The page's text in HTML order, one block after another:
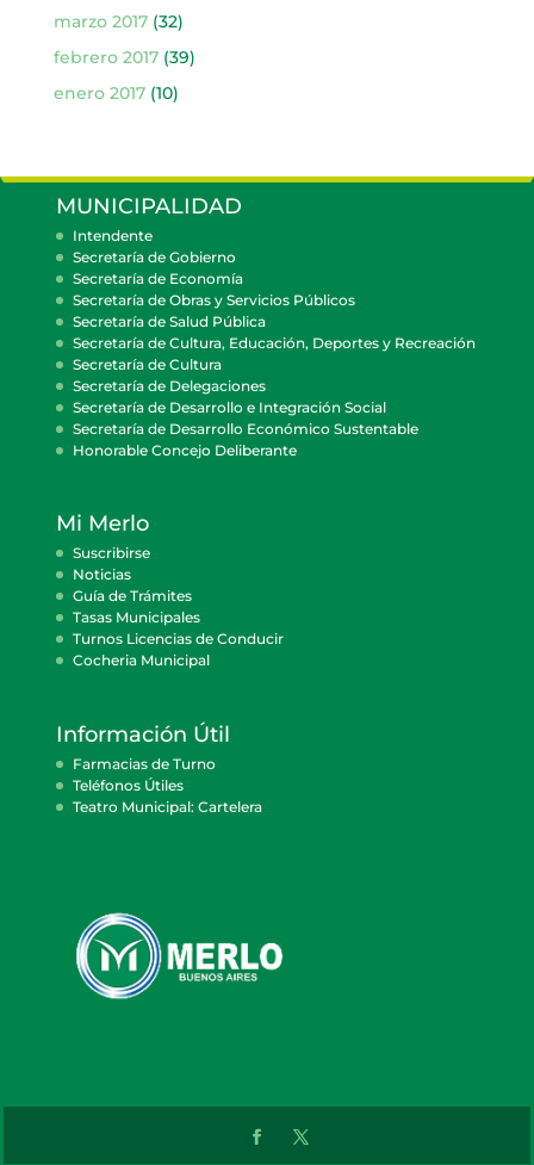
marzo 2017(32)
febrero 2017(39)
enero 2017(10)
MUNICIPALIDAD
Intendente
Secretaría de Gobierno
Secretaría de Economía
Secretaría de Obras y Servicios Públicos
Secretaría de Salud Pública
Secretaría de Cultura, Educación, Deportes y Recreación
Secretaría de Cultura
Secretaría de Delegaciones
Secretaría de Desarrollo e Integración Social
Secretaría de Desarrollo Económico Sustentable
Honorable Concejo Deliberante
Mi Merlo
Suscribirse
Noticias
Guía de Trámites
Tasas Municipales
Turnos Licencias de Conducir
Cocheria Municipal
Información Útil
Farmacias de Turno
Teléfonos Útiles
Teatro Municipal: Cartelera